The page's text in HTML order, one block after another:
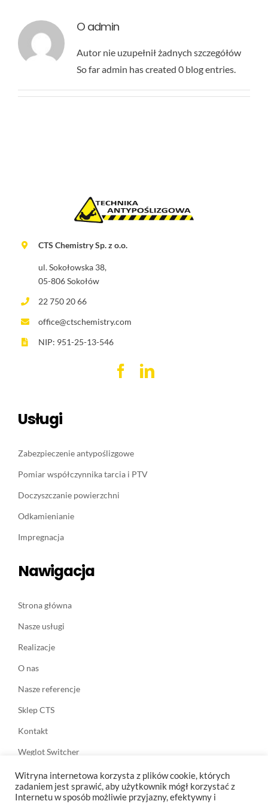
O admin
Autor nie uzupełnił żadnych szczegółów
So far admin has created 0 blog entries.
CTS Chemistry Sp. z o.o.
ul. Sokołowska 38,
05-806 Sokołów
22 750 20 66
office@ctschemistry.com
NIP: 951-25-13-546
Usługi
Zabezpieczenie antypoślizgowe
Pomiar współczynnika tarcia i PTV
Doczyszczanie powierzchni
Odkamienianie
Impregnacja
Nawigacja
Strona główna
Nasze usługi
Realizacje
O nas
Nasze referencje
Sklep CTS
Kontakt
Weglot Switcher
Informacje
Witryna internetowa korzysta z plików cookie, których
zadaniem jest sprawić, aby użytkownik mógł korzystać z
Internetu w sposób możliwie przyjazny, efektywny i